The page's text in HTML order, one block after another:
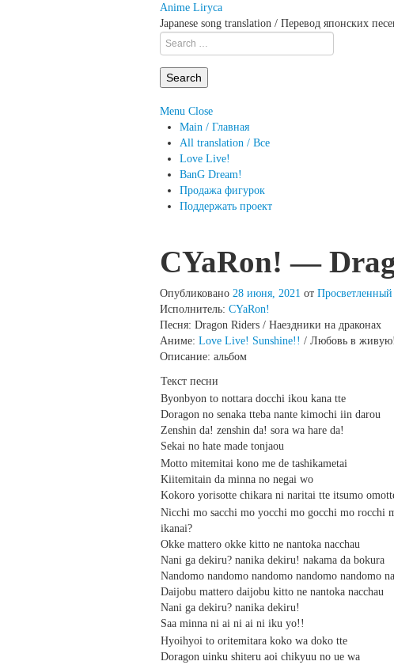
Anime Liryca
Japanese song translation / Перевод японских
Search
on:
Menu Close
Main / Главная
All translation / Все
Love Live!
BanG Dream!
Продажа фигурок
Поддержать проект
CYaRon! —
Опубликовано 28 июня, 2021 от Просветленный
Исполнитель: CYaRon!
Песня: Dragon Riders / Наездники на драконах
Аниме: Love Live! Sunshine!! / Любовь в
Описание: альбом
Текст песни
Byonbyon to nottara docchi ikou kana tte
Doragon no senaka tteba nante kimochi iin darou
Zenshin da! zenshin da! sora wa hare da!
Sekai no hate made tonjaou
Motto mitemitai kono me de tashikametai
Kiitemitain da minna no negai wo
Kokoro yorisotte chikara ni naritai tte itsumo
Nicchi mo sacchi mo yocchi mo gocchi mo rocchi
ikanai?
Okke mattero okke kitto ne nantoka nacchau
Nani ga dekiru? nanika dekiru! nakama da bokura
Nandomo nandomo nandomo nandomo nandomo
Daijobu mattero daijobu kitto ne nantoka nacchau
Nani ga dekiru? nanika dekiru!
Saa minna ni ai ni ai ni iku yo!!
Hyoihyoi to oritemitara koko wa doko tte
Doragon uinku shiteru aoi chikyuu no ue wa